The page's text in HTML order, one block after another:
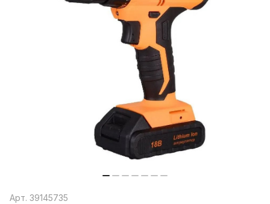
Арт. 39145735